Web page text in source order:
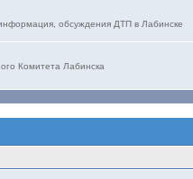
обсуждения ДТП в Лабинске
Комитета Лабинска